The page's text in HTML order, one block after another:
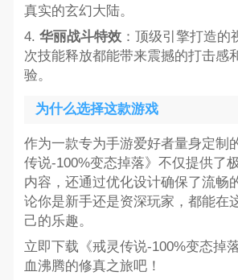
真实的玄幻大陆。
4. 华丽战斗特效：顶级引擎打造的
次技能释放都能带来震撼的打击感
验。
为什么选择这款游戏
作为一款专为手游爱好者量身定制
传说-100%变态掉落》不仅提供了
内容，还通过优化设计确保了流畅
论你是新手还是资深玩家，都能在
己的乐趣。
立即下载《戒灵传说-100%变态掉
血沸腾的修真之旅吧！